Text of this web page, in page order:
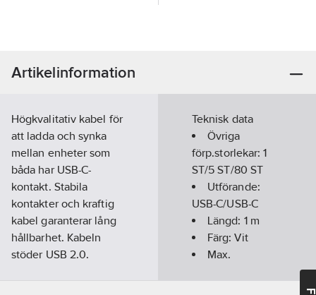
Artikelinformation
Högkvalitativ kabel för
att ladda och synka
mellan enheter som
båda har USB-C-
kontakt. Stabila
kontakter och kraftig
kabel garanterar lång
hållbarhet. Kabeln
stöder USB 2.0.
Teknisk data
Övriga
förp.storlekar:1
ST/5 ST/80 ST
Utförande:
USB-C/USB-C
Längd: 1m
Färg:Vit
Max.